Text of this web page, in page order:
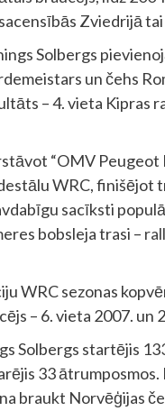
Zviedrijā
Solbergs
un čehs
– 4. vieta Kipras
“OMV Peugeot
WRC, finišējot
sacīksti
bobsleja trasi –
WRC sezonas
– 6. vieta 2007. un
Solbergs startējis
33
braukt Norvēģijas